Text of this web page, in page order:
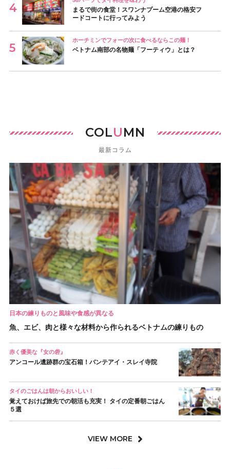
まるで街の食堂！スワンナプーム空港の格安フ
ードコートに行ってみよう
ホーチミンでフォーの次に食べるならこの麺！
ベトナム南部の名物麺「フーティウ」とは？
COLUMN
最新コラム
日本の練りものと風味や食感が異なる
魚、エビ、肉と様々な材料から作られるベトナムの練りもの
赤く優美な『女の砦』
アンコール遺跡群の宝石箱！バンテアイ・スレイ寺院
タイのごはんは朝からおいしい！
覚えておけば旅先での朝活も充実！ タイの定番朝ごはん
５選
VIEW MORE